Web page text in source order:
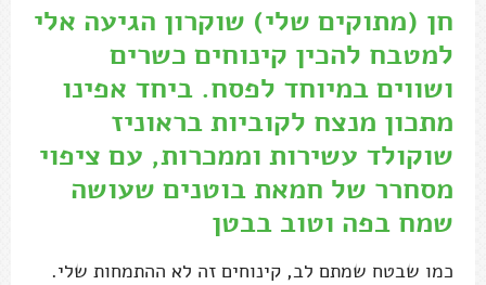
חן (מתוקים שלי) שוקרון הגיעה אלי
למטבח להכין קינוחים כשרים
ושווים במיוחד לפסח. ביחד אפינו
מתכון מנצח לקוביות בראוניז
שוקולד עשירות וממכרות, עם ציפוי
מסחרר של חמאת בוטנים שעושה
שמח בפה וטוב בבטן
כמו שבטח שמתם לב, קינוחים זה לא ההתמחות שלי.